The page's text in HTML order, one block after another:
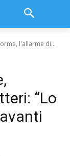
l'allarme di...
“Lo